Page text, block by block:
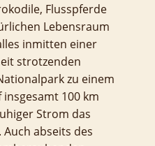
Flusspferde
Lebensraum
inmitten einer
strotzenden
zu einem
insgesamt 100 km
Strom das
abseits des